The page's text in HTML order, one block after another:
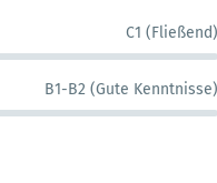
C1 (Fließend)
B1-B2 (Gute Kenntnisse)